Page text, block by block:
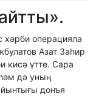
хәрби операцияла
Азат Заһир
кисә үтте. Сара
дә уның
донъя